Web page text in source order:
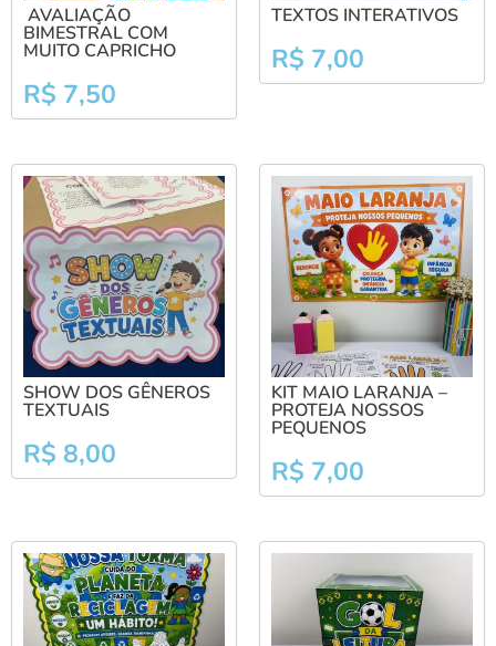
AVALIAÇÃO
BIMESTRAL COM
MUITO CAPRICHO
R$ 7,50
TEXTOS INTERATIVOS
R$ 7,00
SHOW DOS GÊNEROS
TEXTUAIS
R$ 8,00
KIT MAIO LARANJA –
PROTEJA NOSSOS
PEQUENOS
R$ 7,00